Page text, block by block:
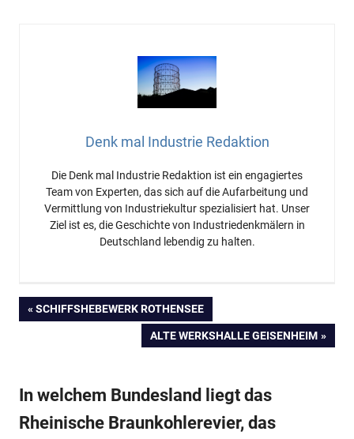
Denk mal Industrie Redaktion
Die Denk mal Industrie Redaktion ist ein engagiertes
Team von Experten, das sich auf die Aufarbeitung und
Vermittlung von Industriekultur spezialisiert hat. Unser
Ziel ist es, die Geschichte von Industriedenkmälern in
Deutschland lebendig zu halten.
Beitragsnavigation
VORHERIGER
BEITRAG:
SCHIFFSHEBEWERK ROTHENSEE
NÄCHSTER
ALTE WERKSHALLE GEISENHEIM
In welchem Bundesland liegt das
Rheinische Braunkohlerevier, das